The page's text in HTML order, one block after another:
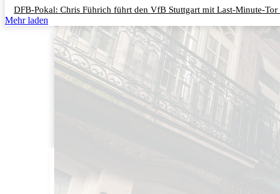
DFB-Pokal: Chris Führich führt den VfB Stuttgart mit Last-Minute-Tor
Mehr laden